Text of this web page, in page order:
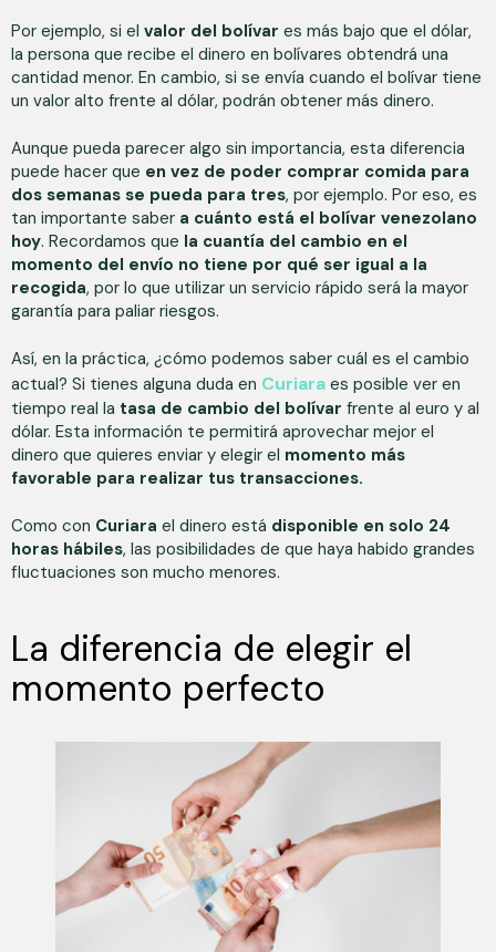
Por ejemplo, si el valor del bolívar es más bajo que el dólar,
la persona que recibe el dinero en bolívares obtendrá una
cantidad menor. En cambio, si se envía cuando el bolívar tiene
un valor alto frente al dólar, podrán obtener más dinero.
Aunque pueda parecer algo sin importancia, esta diferencia
puede hacer que en vez de poder comprar comida para
dos semanas se pueda para tres, por ejemplo. Por eso, es
tan importante saber a cuánto está el bolívar venezolano
hoy. Recordamos que la cuantía del cambio en el
momento del envío no tiene por qué ser igual a la
recogida, por lo que utilizar un servicio rápido será la mayor
garantía para paliar riesgos.
Así, en la práctica, ¿cómo podemos saber cuál es el cambio
actual? Si tienes alguna duda en Curiara es posible ver en
tiempo real la tasa de cambio del bolívar frente al euro y al
dólar. Esta información te permitirá aprovechar mejor el
dinero que quieres enviar y elegir el momento más
favorable para realizar tus transacciones.
Como con Curiara el dinero está disponible en solo 24
horas hábiles, las posibilidades de que haya habido grandes
fluctuaciones son mucho menores.
La diferencia de elegir el
momento perfecto